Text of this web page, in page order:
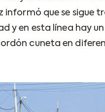
informó que se sigue
y en esta línea hay
cuneta en